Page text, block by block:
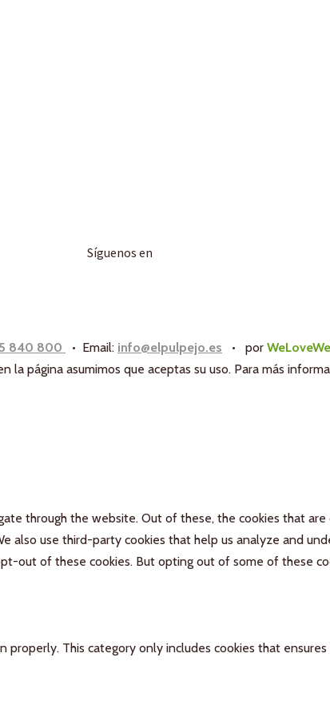
Síguenos en
840 800 • Email: info@elpulpejo.es • por
la página asumimos que aceptas su uso. Para más
through the website. Out of these, the cookies that
use third-party cookies that help us analyze and
out of these cookies. But opting out of some of these
This category only includes cookies that